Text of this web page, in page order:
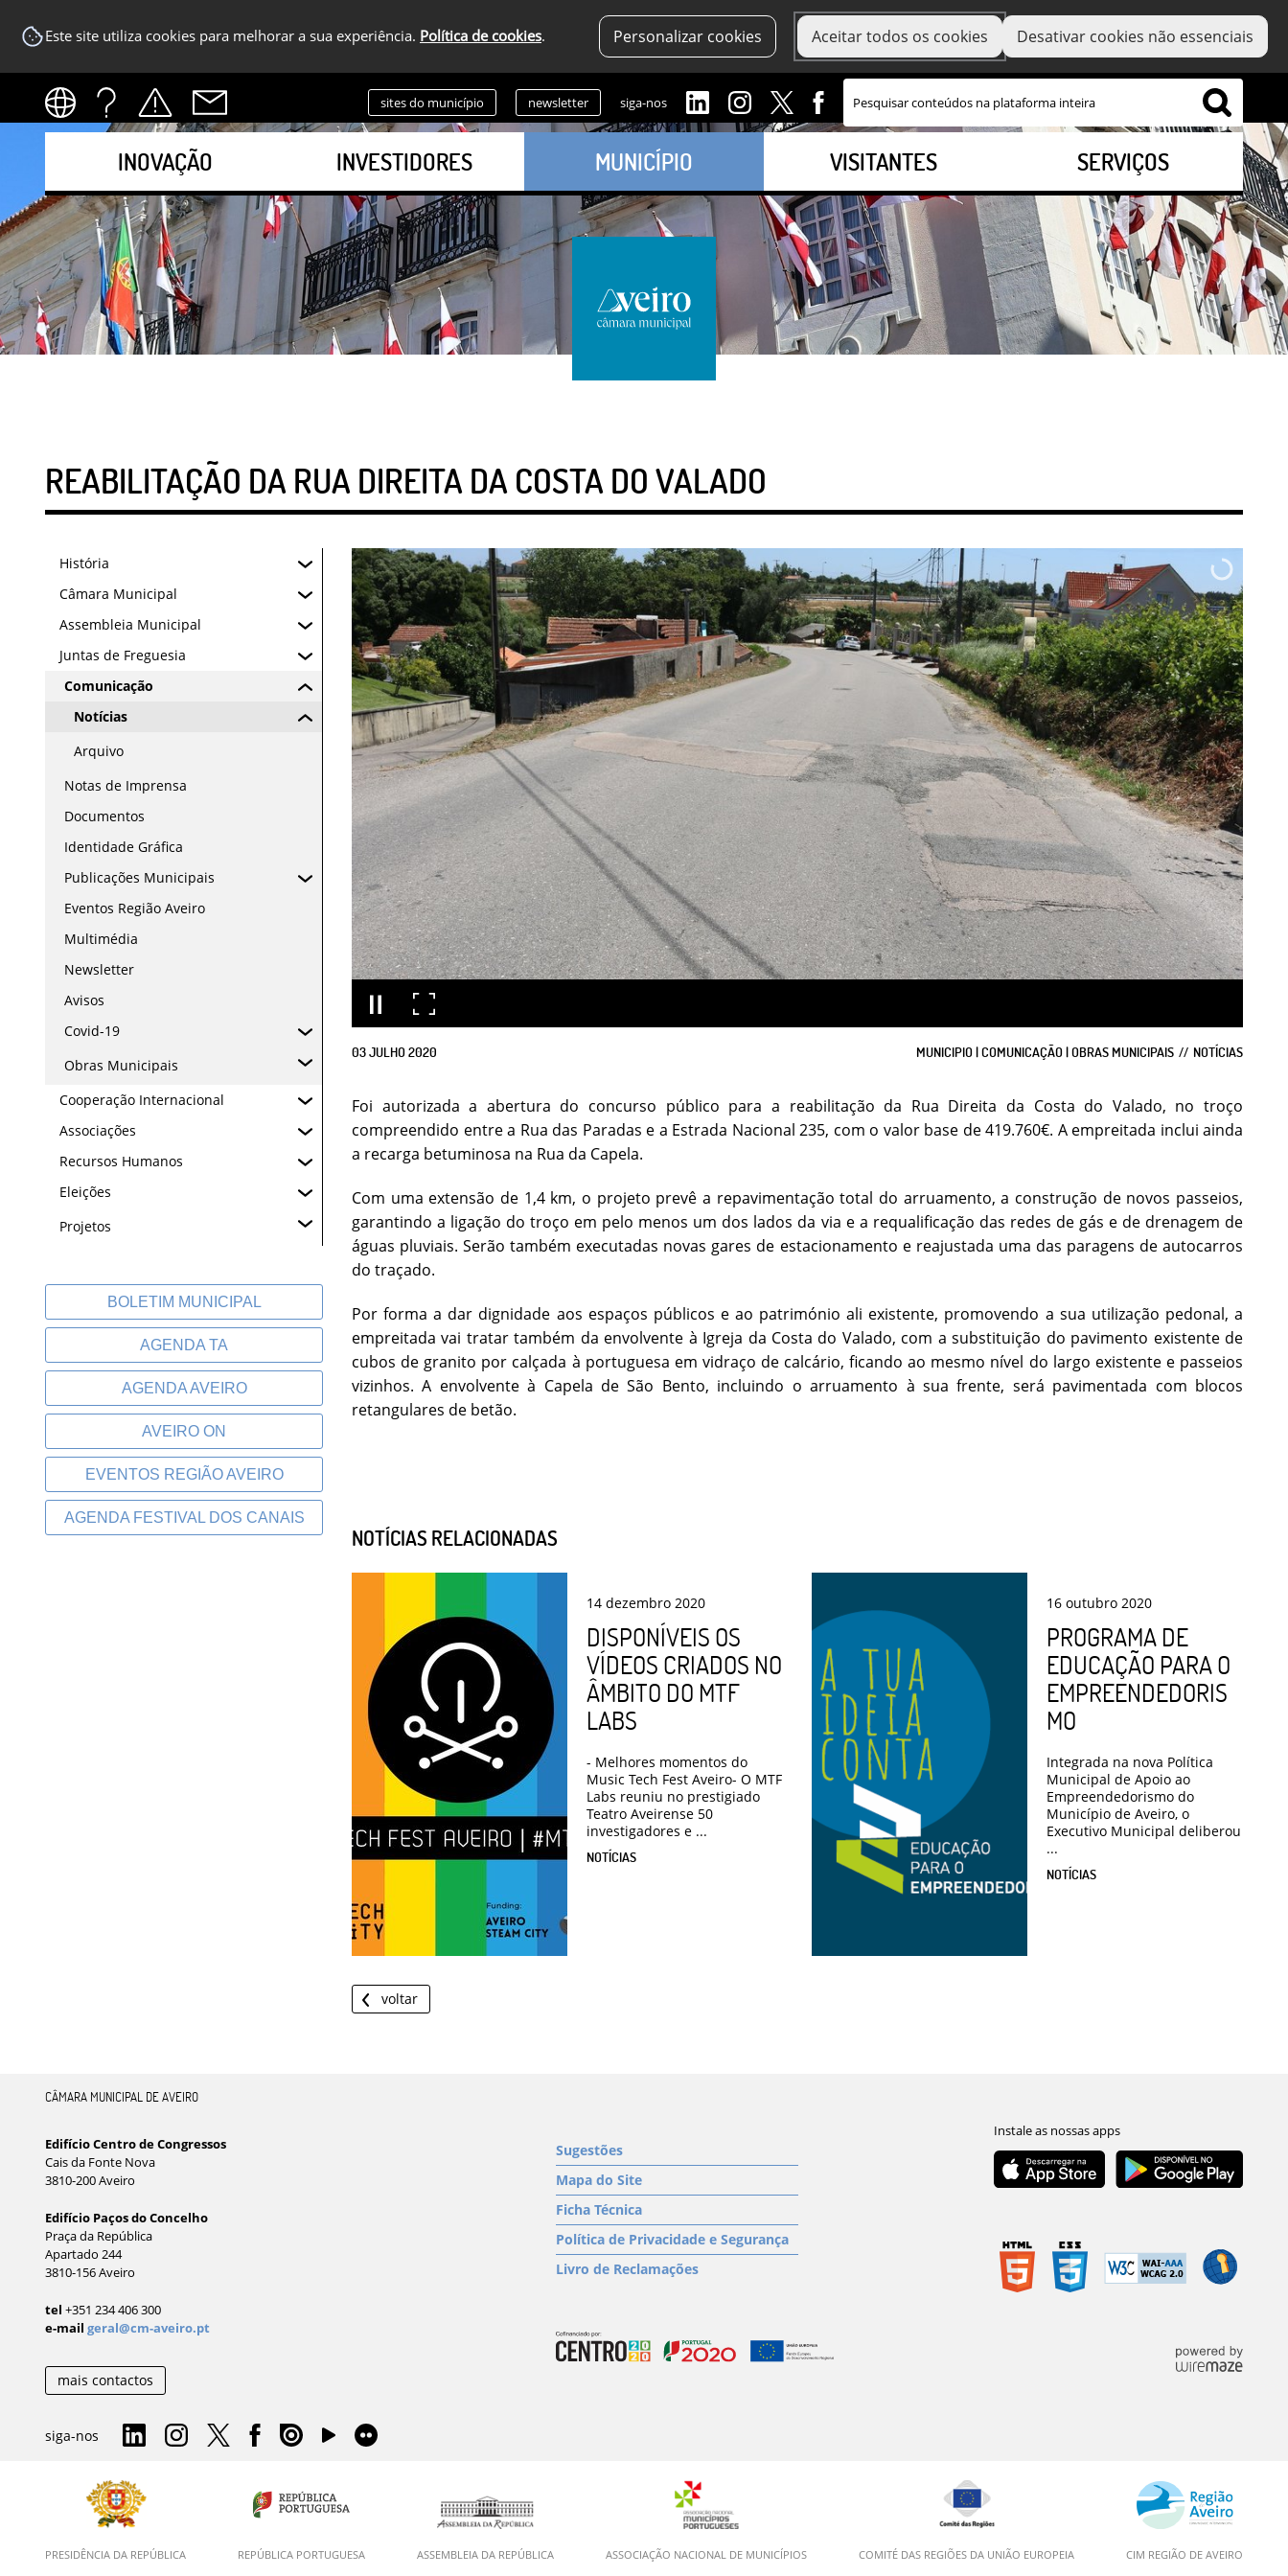
Este site utiliza cookies para melhorar a sua experiência. Política de cookies. Personalizar cookies Aceitar todos os cookies Desativar cookies não essenciais
sites do município newsletter siga-nos
INOVAÇÃO INVESTIDORES MUNICÍPIO VISITANTES SERVIÇOS
REABILITAÇÃO DA RUA DIREITA DA COSTA DO VALADO
História
Câmara Municipal
Assembleia Municipal
Juntas de Freguesia
Comunicação
Notícias
Arquivo
Notas de Imprensa
Documentos
Identidade Gráfica
Publicações Municipais
Eventos Região Aveiro
Multimédia
Newsletter
Avisos
Covid-19
Obras Municipais
Cooperação Internacional
Associações
Recursos Humanos
Eleições
Projetos
BOLETIM MUNICIPAL
AGENDA TA
AGENDA AVEIRO
AVEIRO ON
EVENTOS REGIÃO AVEIRO
AGENDA FESTIVAL DOS CANAIS
03JULHO2020 MUNICIPIO | COMUNICAÇÃO | OBRAS MUNICIPAIS NOTÍCIAS
Foi autorizada a abertura do concurso público para a reabilitação da Rua Direita da Costa do Valado, no troço
compreendido entre a Rua das Paradas e a Estrada Nacional 235, com o valor base de 419.760€. A empreitada inclui ainda
a recarga betuminosa na Rua da Capela.
Com uma extensão de 1,4 km, o projeto prevê a repavimentação total do arruamento, a construção de novos passeios,
garantindo a ligação do troço em pelo menos um dos lados da via e a requalificação das redes de gás e de drenagem de
águas pluviais. Serão também executadas novas gares de estacionamento e reajustada uma das paragens de autocarros
do traçado.
Por forma a dar dignidade aos espaços públicos e ao património ali existente, promovendo a sua utilização pedonal, a
empreitada vai tratar também da envolvente à Igreja da Costa do Valado, com a substituição do pavimento existente de
cubos de granito por calçada à portuguesa em vidraço de calcário, ficando ao mesmo nível do largo existente e passeios
vizinhos. A envolvente à Capela de São Bento, incluindo o arruamento à sua frente, será pavimentada com blocos
retangulares de betão.
NOTÍCIAS RELACIONADAS
14 dezembro 2020
DISPONÍVEIS OS
VÍDEOS CRIADOS NO
ÂMBITO DO MTF
LABS
- Melhores momentos do
Music Tech Fest Aveiro- O MTF
Labs reuniu no prestigiado
Teatro Aveirense 50
investigadores e ...
NOTÍCIAS
16 outubro 2020
PROGRAMA DE
EDUCAÇÃO PARA O
EMPREENDEDORIS
MO
Integrada na nova Política
Municipal de Apoio ao
Empreendedorismo do
Município de Aveiro, o
Executivo Municipal deliberou
...
NOTÍCIAS
voltar
CÂMARA MUNICIPAL DE AVEIRO
Edifício Centro de Congressos
Cais da Fonte Nova
3810-200 Aveiro
Edifício Paços do Concelho
Praça da República
Apartado 244
3810-156 Aveiro
tel +351 234 406 300
e-mail geral@cm-aveiro.pt
mais contactos
siga-nos
Sugestões
Mapa do Site
Ficha Técnica
Política de Privacidade e Segurança
Livro de Reclamações
PRESIDÊNCIA DA REPÚBLICA REPÚBLICA PORTUGUESA ASSEMBLEIA DA REPÚBLICA ASSOCIAÇÃO NACIONAL DE MUNICÍPIOS COMITÉ DAS REGIÕES DA UNIÃO EUROPEIA CIM REGIÃO DE AVEIRO